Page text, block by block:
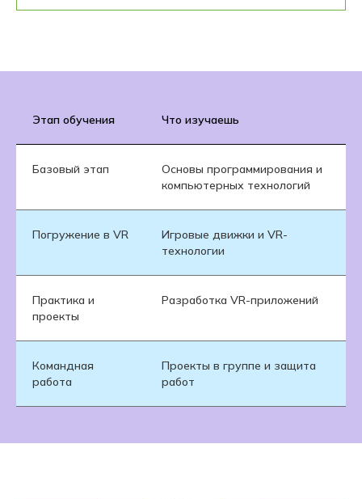
Этап обучения Что изучаешь
Базовый этап
Основы программирования и
компьютерных технологий
Погружение в VR
Игровые движки и VR-
технологии
Практика и
проекты
Разработка VR-приложений
Командная
работа
Проекты в группе и защита
работ